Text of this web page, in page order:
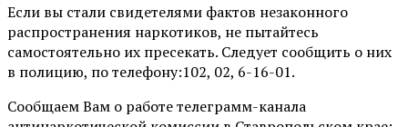
Если вы стали свидетелями фактов незаконного
распространения наркотиков, не пытайтесь
самостоятельно их пресекать. Следует сообщить о них
в полицию, по телефону:102, 02, 6-16-01.
Сообщаем Вам о работе телеграмм-канала